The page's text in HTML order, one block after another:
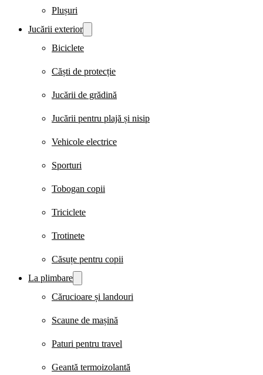
Plușuri
Jucării exterior
Biciclete
Căști de protecție
Jucării de grădină
Jucării pentru plajă și nisip
Vehicole electrice
Sporturi
Tobogan copii
Triciclete
Trotinete
Căsuțe pentru copii
La plimbare
Cărucioare și landouri
Scaune de mașină
Paturi pentru travel
Geantă termoizolantă